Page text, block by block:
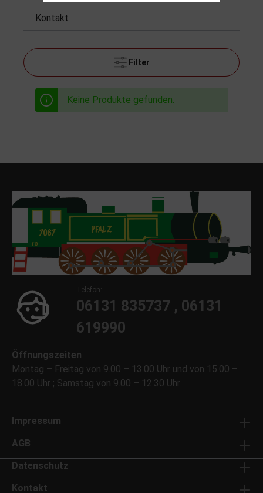
Kontakt
Filter
Keine Produkte gefunden.
Telefon:
06131 835737 , 06131
619990
Öffnungszeiten
Montag – Freitag von 9.00 – 13.00 Uhr und von 15.00 –
18.00 Uhr ; Samstag von 9.00 – 12.30 Uhr
Impressum
AGB
Datenschutz
Kontakt